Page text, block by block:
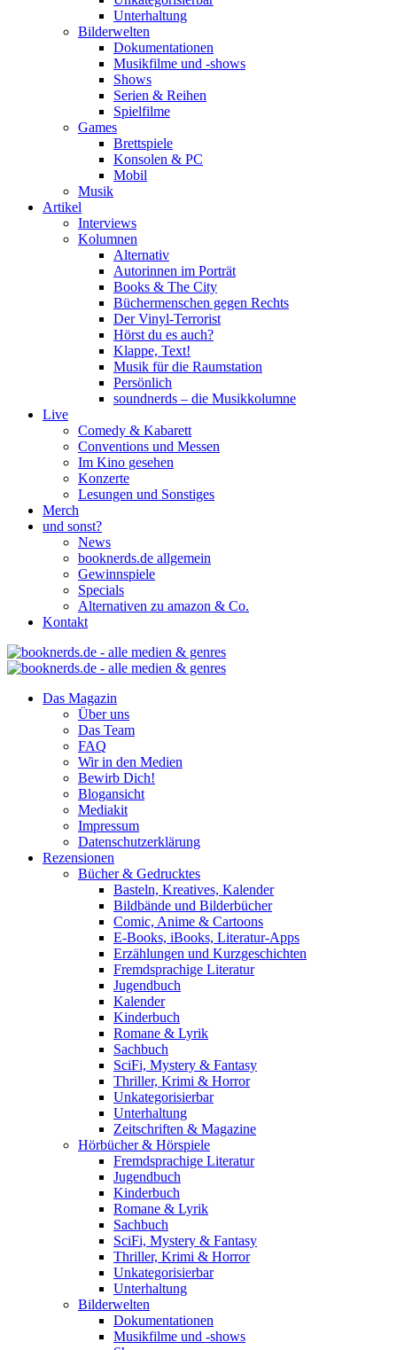
Unterhaltung
Bilderwelten
Dokumentationen
Musikfilme und -shows
Shows
Serien & Reihen
Spielfilme
Games
Brettspiele
Konsolen & PC
Mobil
Musik
Artikel
Interviews
Kolumnen
Alternativ
Autorinnen im Porträt
Books & The City
Büchermenschen gegen Rechts
Der Vinyl-Terrorist
Hörst du es auch?
Klappe, Text!
Musik für die Raumstation
Persönlich
soundnerds – die Musikkolumne
Live
Comedy & Kabarett
Conventions und Messen
Im Kino gesehen
Konzerte
Lesungen und Sonstiges
Merch
und sonst?
News
booknerds.de allgemein
Gewinnspiele
Specials
Alternativen zu amazon & Co.
Kontakt
Das Magazin
Über uns
Das Team
FAQ
Wir in den Medien
Bewirb Dich!
Blogansicht
Mediakit
Impressum
Datenschutzerklärung
Rezensionen
Bücher & Gedrucktes
Basteln, Kreatives, Kalender
Bildbände und Bilderbücher
Comic, Anime & Cartoons
E-Books, iBooks, Literatur-Apps
Erzählungen und Kurzgeschichten
Fremdsprachige Literatur
Jugendbuch
Kalender
Kinderbuch
Romane & Lyrik
Sachbuch
SciFi, Mystery & Fantasy
Thriller, Krimi & Horror
Unkategorisierbar
Unterhaltung
Zeitschriften & Magazine
Hörbücher & Hörspiele
Fremdsprachige Literatur
Jugendbuch
Kinderbuch
Romane & Lyrik
Sachbuch
SciFi, Mystery & Fantasy
Thriller, Krimi & Horror
Unkategorisierbar
Unterhaltung
Bilderwelten
Dokumentationen
Musikfilme und -shows